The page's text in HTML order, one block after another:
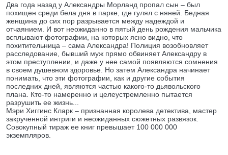
Два года назад у Александры Морланд пропал сын – был
похищен среди бела дня в парке, где гулял с няней. Бедная
женщина до сих пор разрывается между надеждой и
отчаянием. И вот неожиданно в пятый день рождения мальчика
всплывают фотографии, на которых ясно видно, что
похитительница – сама Александра! Полиция возобновляет
расследование, бывший муж прямо обвиняет Александру в
этом преступлении, и даже у нее самой появляются сомнения
в своем душевном здоровье. Но затем Александра начинает
понимать, что эти фотографии, как и другие события
последних дней, являются частью какого-то дьявольского
плана. Кто-то намеренно и целеустремленно пытается
разрушить ее жизнь...
Мэри Хиггинс Кларк – признанная королева детектива, мастер
закрученной интриги и неожиданных сюжетных развязок.
Совокупный тираж ее книг превышает 100 000 000
экземпляров.